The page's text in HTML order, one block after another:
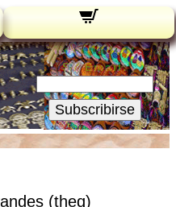
Novedades:
Su Email:
Subscribirse
(theq)